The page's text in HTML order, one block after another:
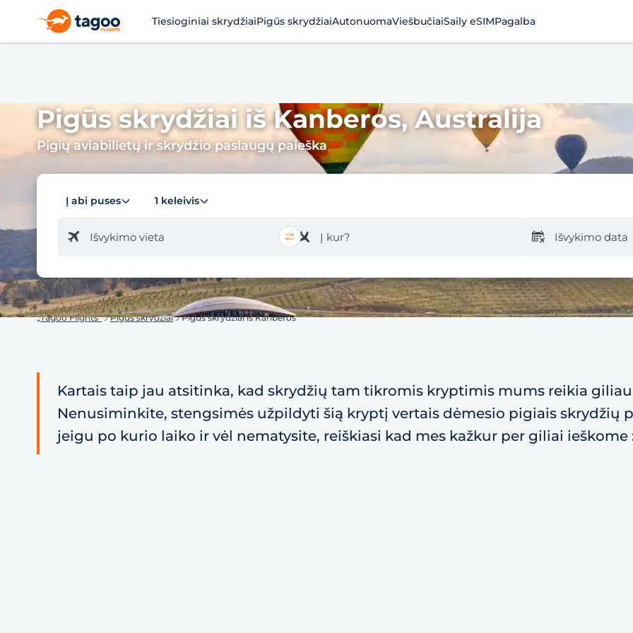
Tiesioginiai skrydžiaiPigūs skrydžiaiAutonuomaViešbučiaiSaily eSIMPagalba
Pigūs skrydžiai iš Kanberos, Australija
Pigių aviabilietų ir skrydžio paslaugų paieška
Į abi puses 1 keleivis
Išvykimo vieta Į kur? Išvykimo data
„Tagoo Flights“ Pigūs skrydžiai Pigūs skrydžiai iš Kanberos
Kartais taip jau atsitinka, kad skrydžių tam tikromis kryptimis mums reikia
Nenusiminkite, stengsimės užpildyti šią kryptį vertais dėmesio pigiais skrydžių
jeigu po kurio laiko ir vėl nematysite, reiškiasi kad mes kažkur per giliai ieškome